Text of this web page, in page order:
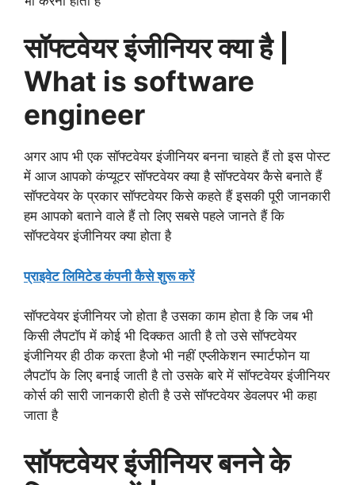
सॉफ्टवेयर इंजीनियर क्या है |
What is software
engineer
अगर आप भी एक सॉफ्टवेयर इंजीनियर बनना चाहते हैं तो इस पोस्ट
में आज आपको कंप्यूटर सॉफ्टवेयर क्या है सॉफ्टवेयर कैसे बनाते हैं
सॉफ्टवेयर के प्रकार सॉफ्टवेयर किसे कहते हैं इसकी पूरी जानकारी
हम आपको बताने वाले हैं तो लिए सबसे पहले जानते हैं कि
सॉफ्टवेयर इंजीनियर क्या होता है
प्राइवेट लिमिटेड कंपनी कैसे शुरू करें
सॉफ्टवेयर इंजीनियर जो होता है उसका काम होता है कि जब भी
किसी लैपटॉप में कोई भी दिक्कत आती है तो उसे सॉफ्टवेयर
इंजीनियर ही ठीक करता हैजो भी नहीं एप्लीकेशन स्मार्टफोन या
लैपटॉप के लिए बनाई जाती है तो उसके बारे में सॉफ्टवेयर इंजीनियर
कोर्स की सारी जानकारी होती है उसे सॉफ्टवेयर डेवलपर भी कहा
जाता है
सॉफ्टवेयर इंजीनियर बनने के